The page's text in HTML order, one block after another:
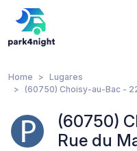
Home
Lugares
(60750) Choisy-au-Bac -
(60750)
Rue du